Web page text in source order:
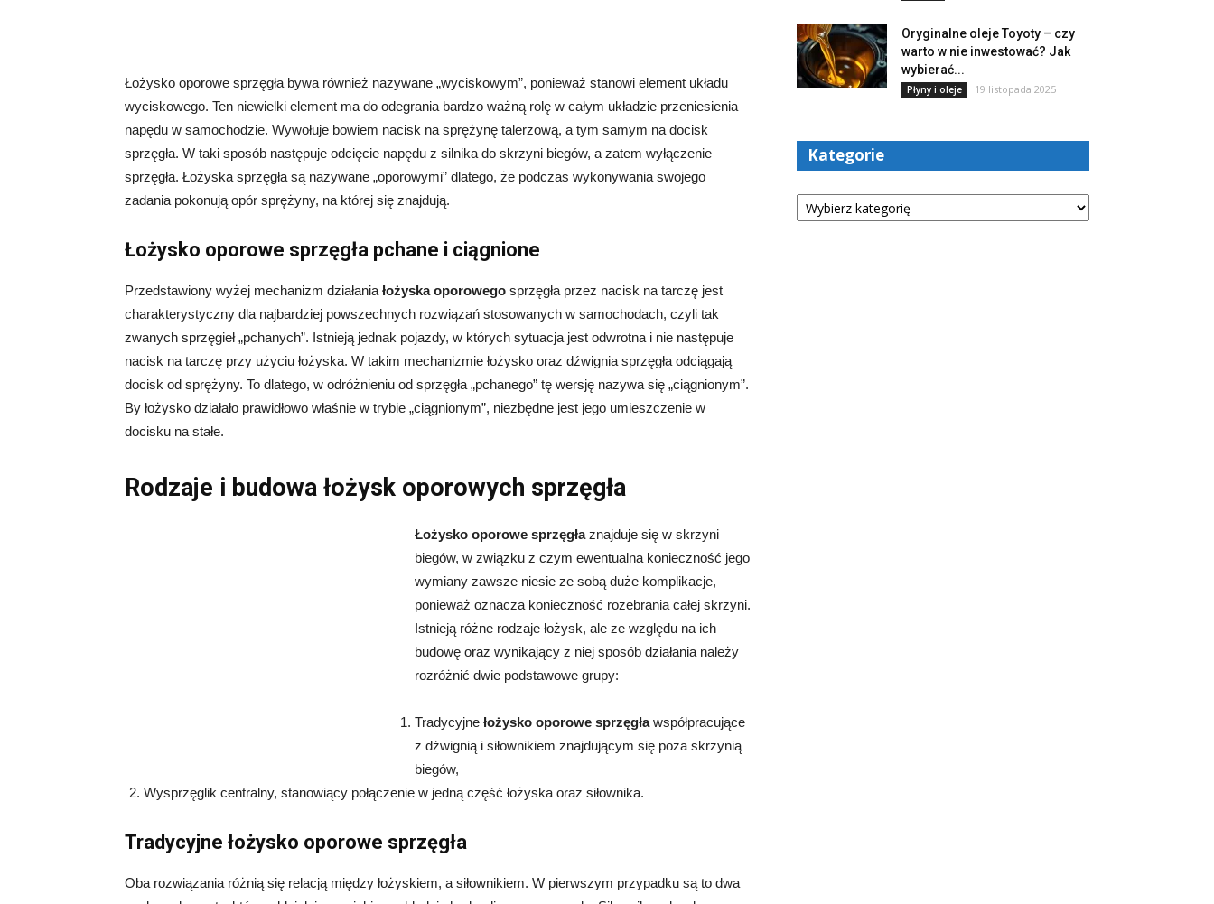
Łożysko oporowe sprzęgła bywa również nazywane „wyciskowym”, ponieważ stanowi element układu
wyciskowego. Ten niewielki element ma do odegrania bardzo ważną rolę w całym układzie przeniesienia
napędu w samochodzie. Wywołuje bowiem nacisk na sprężynę talerzową, a tym samym na docisk
sprzęgła. W taki sposób następuje odcięcie napędu z silnika do skrzyni biegów, a zatem wyłączenie
sprzęgła. Łożyska sprzęgła są nazywane „oporowymi” dlatego, że podczas wykonywania swojego
zadania pokonują opór sprężyny, na której się znajdują.
Łożysko oporowe sprzęgła pchane i ciągnione
Przedstawiony wyżej mechanizm działania łożyska oporowego sprzęgła przez nacisk na tarczę jest
charakterystyczny dla najbardziej powszechnych rozwiązań stosowanych w samochodach, czyli tak
zwanych sprzęgieł „pchanych”. Istnieją jednak pojazdy, w których sytuacja jest odwrotna i nie następuje
nacisk na tarczę przy użyciu łożyska. W takim mechanizmie łożysko oraz dźwignia sprzęgła odciągają
docisk od sprężyny. To dlatego, w odróżnieniu od sprzęgła „pchanego” tę wersję nazywa się „ciągnionym”.
By łożysko działało prawidłowo właśnie w trybie „ciągnionym”, niezbędne jest jego umieszczenie w
docisku na stałe.
Rodzaje i budowa łożysk oporowych sprzęgła
Łożysko oporowe sprzęgłaznajduje się w skrzyni
biegów, w związku z czym ewentualna konieczność jego
wymiany zawsze niesie ze sobą duże komplikacje,
ponieważ oznacza konieczność rozebrania całej skrzyni.
Istnieją różne rodzaje łożysk, ale ze względu na ich
budowę oraz wynikający z niej sposób działania należy
rozróżnić dwie podstawowe grupy:
Tradycyjne łożysko oporowe sprzęgławspółpracujące
z dźwignią i siłownikiem znajdującym się poza skrzynią
biegów,
Wysprzęglik centralny, stanowiący połączenie w jedną część łożyska oraz siłownika.
Tradycyjne łożysko oporowe sprzęgła
Oba rozwiązania różnią się relacją między łożyskiem, a siłownikiem. W pierwszym przypadku są to dwa
Oryginalne oleje Toyoty – czy
warto w nie inwestować? Jak
wybierać...
Płyny i oleje 19 listopada 2025
Kategorie
Kategorie